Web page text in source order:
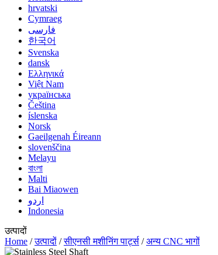
hrvatski
Cymraeg
فارسی
한국어
Svenska
dansk
Ελληνικά
Việt Nam
українська
Čeština
íslenska
Norsk
Gaeilgenah Éireann
slovenščina
Melayu
বাংলা
Malti
Bai Miaowen
اردو
Indonesia
उत्पादों
Home /उत्पादों /सीएनसी मशीनिंग पार्ट्स /अन्य CNC भागों